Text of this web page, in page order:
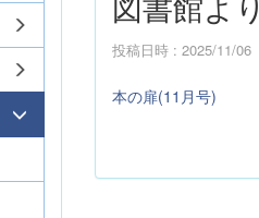
投稿日時 : 2025/11/06
本の扉(11月号)